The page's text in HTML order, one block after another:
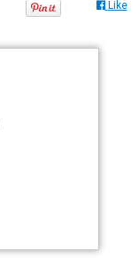
Like